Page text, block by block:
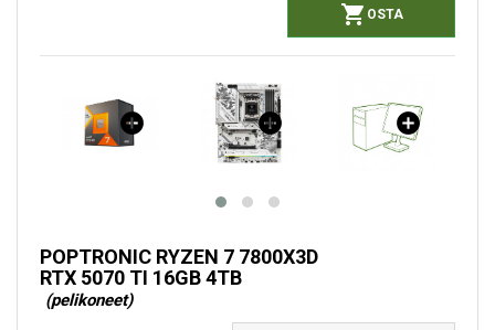
 OSTA
POPTRONIC RYZEN 7 7800X3D
RTX 5070 TI 16GB 4TB
(pelikoneet)